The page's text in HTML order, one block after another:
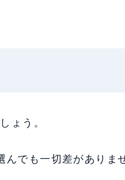
ょう。
でも一切差がありま